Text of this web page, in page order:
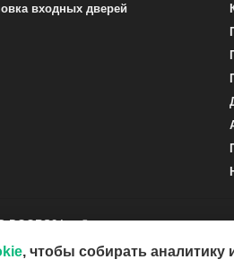
входных дверей
DOORS24.ru ©
, чтобы собирать аналитику